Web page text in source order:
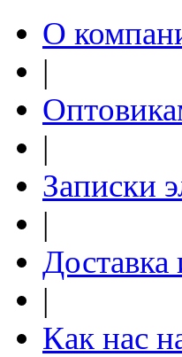
О
|
|
Записки
|
Доставка
|
Как нас